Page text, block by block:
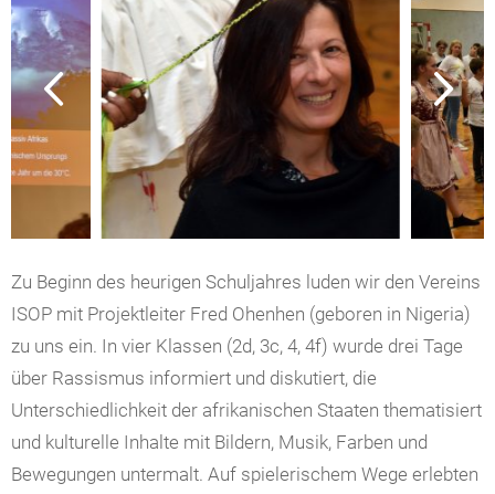
Zu Beginn des heurigen Schuljahres luden wir den Vereins
ISOP mit Projektleiter Fred Ohenhen (geboren in Nigeria)
zu uns ein. In vier Klassen (2d, 3c, 4, 4f) wurde drei Tage
über Rassismus informiert und diskutiert, die
Unterschiedlichkeit der afrikanischen Staaten thematisiert
und kulturelle Inhalte mit Bildern, Musik, Farben und
Bewegungen untermalt. Auf spielerischem Wege erlebten